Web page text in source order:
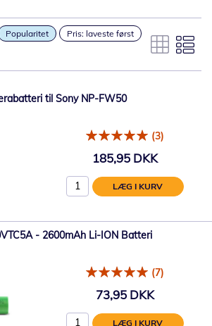
Popularitet
Pris: laveste først
til Sony NP-FW50
(3)
185,95 DKK
LÆG I KURV
- 2600mAh Li-ION Batteri
(7)
73,95 DKK
LÆG I KURV